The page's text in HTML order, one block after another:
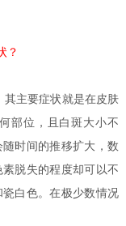
？
主要症状就是在皮肤
部位，且白斑大小不
时间的推移扩大，数
脱失的程度却可以不
白色。在极少数情况